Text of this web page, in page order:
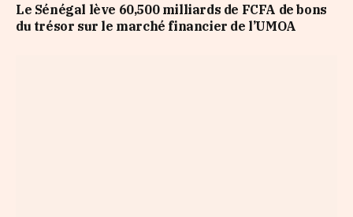
Le Sénégal lève 60,500 milliards de FCFA de bons
du trésor sur le marché financier de l’UMOA